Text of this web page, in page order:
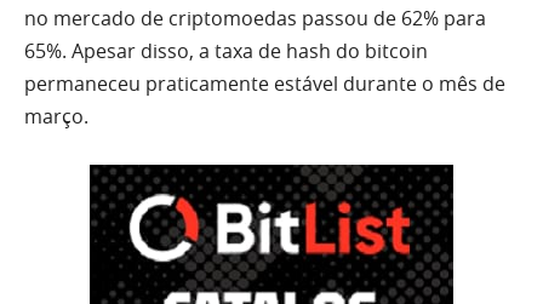
no mercado de criptomoedas passou de 62% para
65%. Apesar disso, a taxa de hash do bitcoin
permaneceu praticamente estável durante o mês de
março.